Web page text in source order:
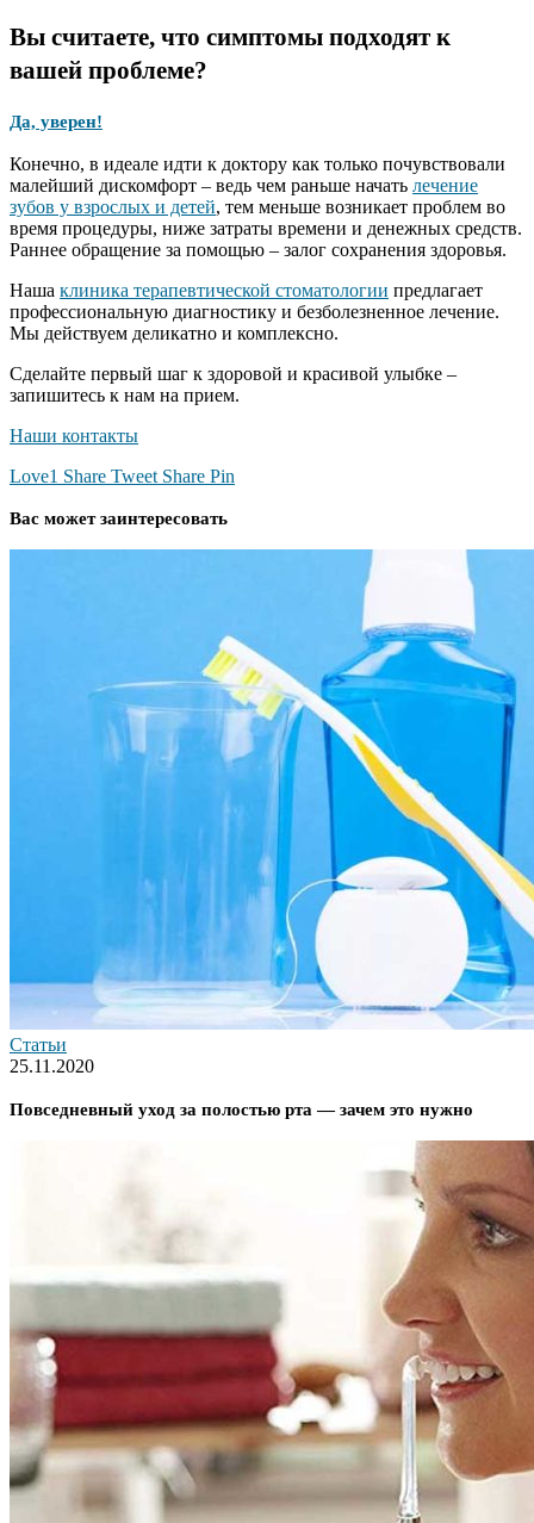
Вы считаете, что симптомы подходят к
вашей проблеме?
Да, уверен!
Конечно, в идеале идти к доктору как только почувствовали
малейший дискомфорт – ведь чем раньше начать лечение
зубов у взрослых и детей, тем меньше возникает проблем во
время процедуры, ниже затраты времени и денежных средств.
Раннее обращение за помощью – залог сохранения здоровья.
Наша клиника терапевтической стоматологии предлагает
профессиональную диагностику и безболезненное лечение.
Мы действуем деликатно и комплексно.
Сделайте первый шаг к здоровой и красивой улыбке –
запишитесь к нам на прием.
Наши контакты
Love1 Share Tweet Share Pin
Вас может заинтересовать
Статьи
25.11.2020
Повседневный уход за полостью рта — зачем это нужно